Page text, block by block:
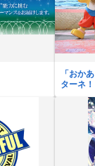
「おか
ターネ